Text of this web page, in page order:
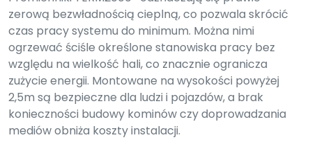
zerową bezwładnością cieplną, co pozwala skrócić
czas pracy systemu do minimum. Można nimi
ogrzewać ściśle określone stanowiska pracy bez
względu na wielkość hali, co znacznie ogranicza
zużycie energii. Montowane na wysokości powyżej
2,5m są bezpieczne dla ludzi i pojazdów, a brak
konieczności budowy kominów czy doprowadzania
mediów obniża koszty instalacji.